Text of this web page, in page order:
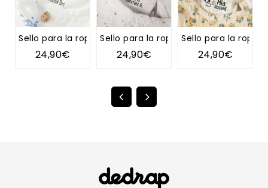
Sello para la ropa TIPI
24,90€
Sello para la ropa DIENTE DE LEÓN
24,90€
Sello para la ropa
24,90€